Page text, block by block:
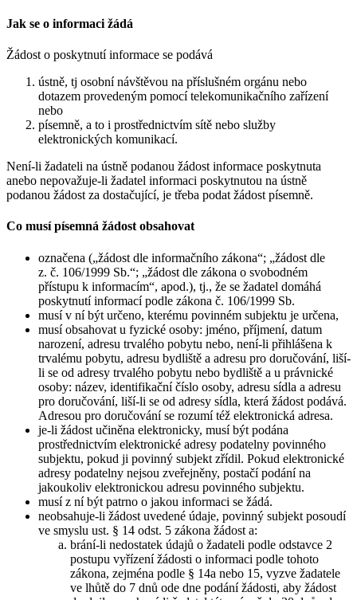
Jak se o informaci žádá
Žádost o poskytnutí informace se podává
ústně, tj osobní návštěvou na příslušném orgánu nebo
dotazem provedeným pomocí telekomunikačního zařízení
nebo
písemně, a to i prostřednictvím sítě nebo služby
elektronických komunikací.
Není-li žadateli na ústně podanou žádost informace poskytnuta
anebo nepovažuje-li žadatel informaci poskytnutou na ústně
podanou žádost za dostačující, je třeba podat žádost písemně.
Co musí písemná žádost obsahovat
označena („žádost dle informačního zákona“; „žádost dle
z. č. 106/1999 Sb.“; „žádost dle zákona o svobodném
přístupu k informacím“, apod.), tj., že se žadatel domáhá
poskytnutí informací podle zákona č. 106/1999 Sb.
musí v ní být určeno, kterému povinném subjektu je určena,
musí obsahovat u fyzické osoby: jméno, příjmení, datum
narození, adresu trvalého pobytu nebo, není-li přihlášena k
trvalému pobytu, adresu bydliště a adresu pro doručování, liší-
li se od adresy trvalého pobytu nebo bydliště a u právnické
osoby: název, identifikační číslo osoby, adresu sídla a adresu
pro doručování, liší-li se od adresy sídla, která žádost podává.
Adresou pro doručování se rozumí též elektronická adresa.
je-li žádost učiněna elektronicky, musí být podána
prostřednictvím elektronické adresy podatelny povinného
subjektu, pokud ji povinný subjekt zřídil. Pokud elektronické
adresy podatelny nejsou zveřejněny, postačí podání na
jakoukoliv elektronickou adresu povinného subjektu.
musí z ní být patrno o jakou informaci se žádá.
neobsahuje-li žádost uvedené údaje, povinný subjekt posoudí
ve smyslu ust. § 14 odst. 5 zákona žádost a:
brání-li nedostatek údajů o žadateli podle odstavce 2
postupu vyřízení žádosti o informaci podle tohoto
zákona, zejména podle § 14a nebo 15, vyzve žadatele
ve lhůtě do 7 dnů ode dne podání žádosti, aby žádost